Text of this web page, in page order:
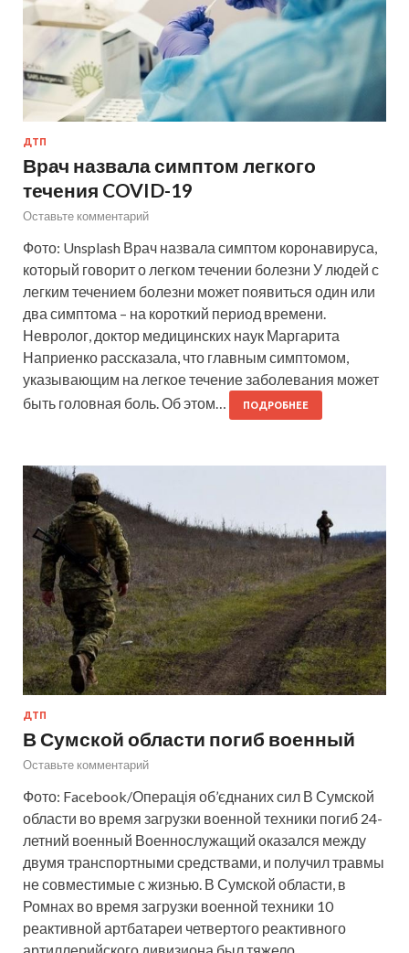
ДТП
Врач назвала симптом легкого
течения COVID-19
Оставьте комментарий
Фото: Unsplash Врач назвала симптом коронавируса,
который говорит о легком течении болезни У людей с
легким течением болезни может появиться один или
два симптома – на короткий период времени.
Невролог, доктор медицинских наук Маргарита
Наприенко рассказала, что главным симптомом,
указывающим на легкое течение заболевания может
быть головная боль. Об этом…
ПОДРОБНЕЕ
ДТП
В Сумской области погиб военный
Оставьте комментарий
Фото: Facebook/Операція об’єднаних сил В Сумской
области во время загрузки военной техники погиб 24-
летний военный Военнослужащий оказался между
двумя транспортными средствами, и получил травмы
не совместимые с жизнью. В Сумской области, в
Ромнах во время загрузки военной техники 10
реактивной артбатареи четвертого реактивного